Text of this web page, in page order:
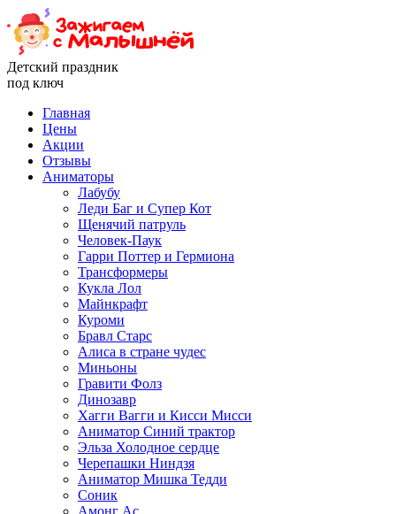
Детский праздник
под ключ
Главная
Цены
Акции
Отзывы
Аниматоры
Лабубу
Леди Баг и Супер Кот
Щенячий патруль
Человек-Паук
Гарри Поттер и Гермиона
Трансформеры
Кукла Лол
Майнкрафт
Куроми
Бравл Старс
Алиса в стране чудес
Миньоны
Гравити Фолз
Динозавр
Хагги Вагги и Кисси Мисси
Аниматор Синий трактор
Эльза Холодное сердце
Черепашки Ниндзя
Аниматор Мишка Тедди
Соник
Амонг Ас